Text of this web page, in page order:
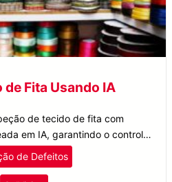
Fita Usando IA
de tecido de fita com
em IA, garantindo o controle
e estampadas na produção
de Defeitos